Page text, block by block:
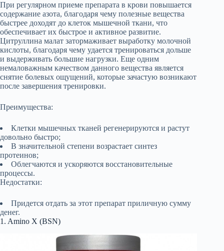
При регулярном приеме препарата в крови повышается
содержание азота, благодаря чему полезные вещества
быстрее доходят до клеток мышечной ткани, что
обеспечивает их быстрое и активное развитие.
Цитруллина малат затормаживает выработку молочной
кислоты, благодаря чему удается тренироваться дольше
и выдерживать большие нагрузки. Еще одним
немаловажным качеством данного вещества является
снятие болевых ощущений, которые зачастую возникают
после завершения тренировки.
Преимущества:
Клетки мышечных тканей регенерируются и растут
довольно быстро;
В значительной степени возрастает синтез
протеинов;
Облегчаются и ускоряются восстановительные
процессы.
Недостатки:
Придется отдать за этот препарат приличную сумму
денег.
1. Amino X (BSN)